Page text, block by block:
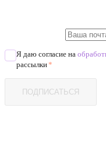
Я даю согласие на
рассылки*
ПОДПИСАТЬСЯ